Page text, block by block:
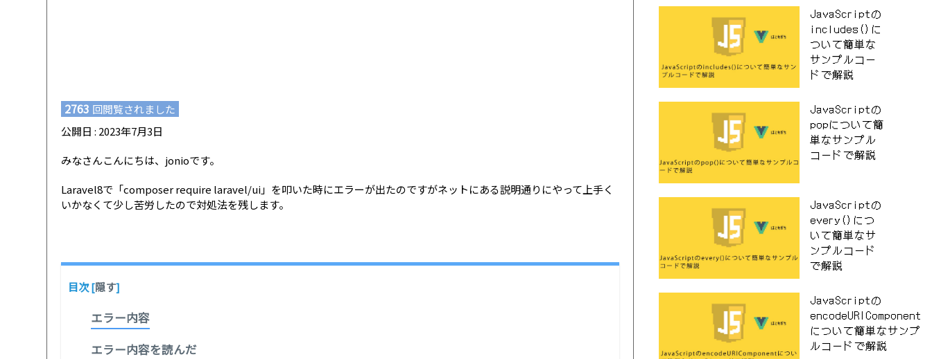
2763 回閲覧されました
公開日 : 2023年7月3日
みなさんこんにちは、jonioです。
Laravel8で「composer require laravel/ui」を叩いた時にエラーが出たのですがネットにある説明通りにやって上手く
いかなくて少し苦労したので対処法を残します。
目次[隠す]
エラー内容
エラー内容を読んだ
JavaScriptの
includes()に
ついて簡単な
サンプルコー
ドで解説
JavaScriptの
popについて簡
単なサンプル
コードで解説
JavaScriptの
every()につ
いて簡単なサ
ンプルコード
で解説
JavaScriptの
encodeURIComponent
について簡単なサンプ
ルコードで解説